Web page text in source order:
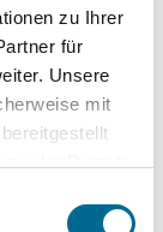
zu Ihrer
für
Unsere
mit
nutzen.